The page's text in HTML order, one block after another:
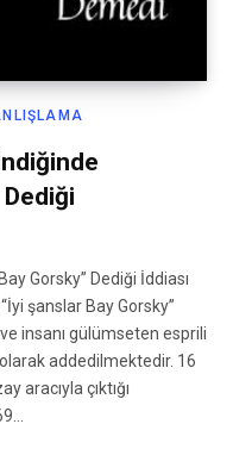
Gorsky” Dediği İddiası
şanslar Bay Gorsky”
insanı gülümseten esprili
addedilmektedir. 16
aracıyla çıktığı